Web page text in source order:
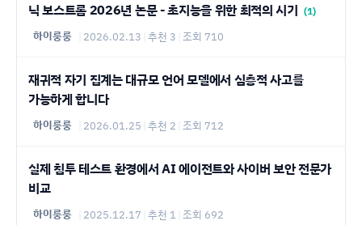
닉 보스트롬 2026년 논문 - 초지능을 위한 최적의 시기 (1)
하이룽룽 2026.02.13 추천 3 조회 710
재귀적 자기 집계는 대규모 언어 모델에서 심층적 사고를
가능하게 합니다
하이룽룽 2026.01.25 추천 2 조회 712
실제 침투 테스트 환경에서 AI 에이전트와 사이버 보안 전문가
비교
하이룽룽 2025.12.17 추천 1 조회 692